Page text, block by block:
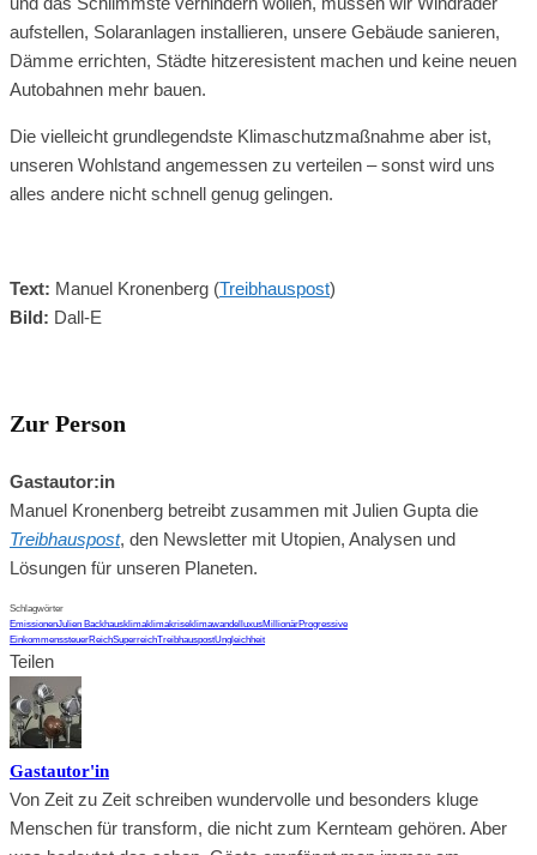
aufstellen, Solaranlagen installieren, unsere Gebäude sanieren,
Dämme errichten, Städte hitzeresistent machen und keine neuen
Autobahnen mehr bauen.
Die vielleicht grundlegendste Klimaschutzmaßnahme aber ist,
unseren Wohlstand angemessen zu verteilen – sonst wird uns
alles andere nicht schnell genug gelingen.
Text: Manuel Kronenberg (Treibhauspost)
Bild: Dall-E
Zur Person
Gastautor:in
Manuel Kronenberg betreibt zusammen mit Julien Gupta die
Treibhauspost, den Newsletter mit Utopien, Analysen und
Lösungen für unseren Planeten.
Schlagwörter
EmissionenJulien Backhausklimaklimakriseklimawandel luxusMillionärProgressive
EinkommenssteuerReichSuperreichTreibhauspostUngleichheit
Teilen
Gastautor'in
Von Zeit zu Zeit schreiben wundervolle und besonders kluge
Menschen für transform, die nicht zum Kernteam gehören. Aber